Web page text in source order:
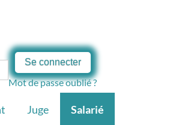
Se connecter
Mot de passe oublié ?
Juge Salarié